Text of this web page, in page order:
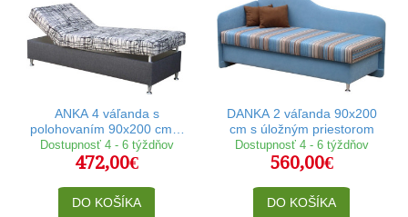
ANKA 4 váľanda s
polohovaním 90x200 cm a
úložným priestorom
Dostupnosť 4 - 6 týždňov
472,00€
DO KOŠÍKA
DANKA 2 váľanda 90x200
cm s úložným priestorom
Dostupnosť 4 - 6 týždňov
560,00€
DO KOŠÍKA